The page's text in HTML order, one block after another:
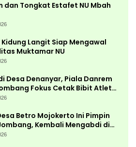
dan Tongkat Estafet NU Mbah
Langit Siap Mengawal
Muktamar NU
Desa Denanyar, Piala Danrem
Fokus Cetak Bibit Atlet
Berprestasi
Betro Mojokerto Ini Pimpin
Kembali Mengabdi di